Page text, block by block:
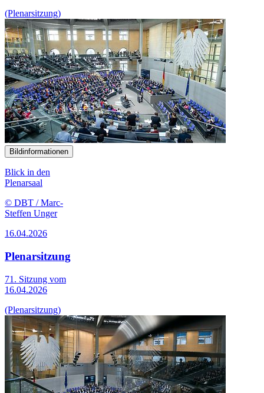
(Plenarsitzung)
Bildinformationen
Blick in den
Plenarsaal
© DBT / Marc-
Steffen Unger
16.04.2026
Plenarsitzung
71. Sitzung vom
16.04.2026
(Plenarsitzung)